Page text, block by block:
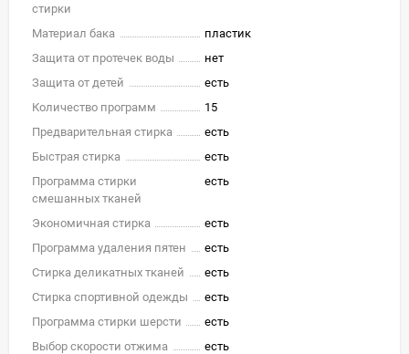
стирки
Материал бака
пластик
Защита от протечек воды
нет
Защита от детей
есть
Количество программ
15
Предварительная стирка
есть
Быстрая стирка
есть
Программа стирки
смешанных тканей
есть
Экономичная стирка
есть
Программа удаления пятен
есть
Стирка деликатных тканей
есть
Стирка спортивной одежды
есть
Программа стирки шерсти
есть
Выбор скорости отжима
есть